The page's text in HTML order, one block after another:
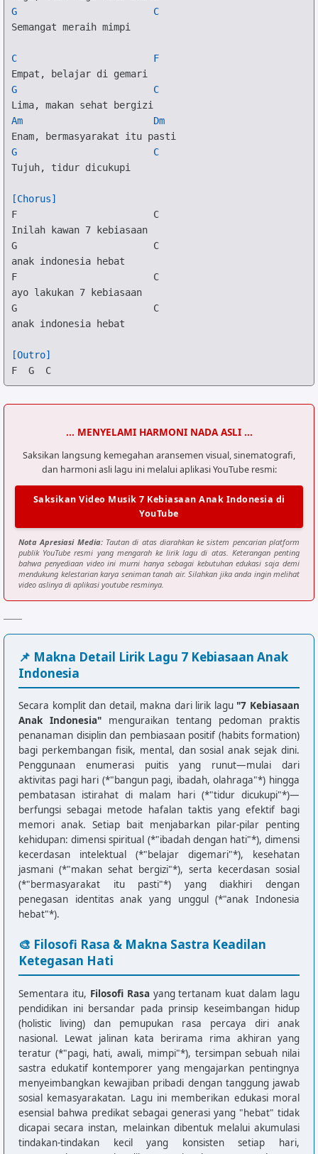
G
C
Semangat meraih mimpi
C
F
G
C
Am
Dm
G
C
Tujuh, tidur dicukupi
[Chorus]
F
C
G
C
F
C
G
C
anak indonesia hebat
[Outro]
F
G C
... MENYELAMI HARMONI NADA ASLI ...
Saksikan langsung kemegahan aransemen visual, sinematografi,
dan harmoni asli lagu ini melalui aplikasi YouTube resmi:
Saksikan Video Musik 7 Kebiasaan Anak Indonesia di
YouTube
Nota Apresiasi Media:Tautan di atas diarahkan ke sistem pencarian platform
publik YouTube resmi yang mengarah ke lirik lagu di atas. Keterangan penting
bahwa penyediaan video ini murni hanya sebagai kebutuhan edukasi saja demi
mendukung kelestarian karya seniman tanah air. Silahkan jika anda ingin melihat
video aslinya di aplikasi youtube resminya.
📌 Makna Detail Lirik Lagu 7 Kebiasaan Anak
Indonesia
Secara komplit dan detail, makna dari lirik lagu "7 Kebiasaan
Anak Indonesia" menguraikan tentang pedoman praktis
penanaman disiplin dan pembiasaan positif (habits formation)
bagi perkembangan fisik, mental, dan sosial anak sejak dini.
Penggunaan enumerasi puitis yang runut—mulai dari
aktivitas pagi hari (*"bangun pagi, ibadah, olahraga"*) hingga
pembatasan istirahat di malam hari (*"tidur dicukupi"*)—
berfungsi sebagai metode hafalan taktis yang efektif bagi
memori anak. Setiap bait menjabarkan pilar-pilar penting
kehidupan: dimensi spiritual (*"ibadah dengan hati"*), dimensi
kecerdasan intelektual (*"belajar digemari"*), kesehatan
jasmani (*"makan sehat bergizi"*), serta kecerdasan sosial
(*"bermasyarakat itu pasti"*) yang diakhiri dengan
penegasan identitas anak yang unggul (*"anak Indonesia
hebat"*).
🎨 Filosofi Rasa & Makna Sastra Keadilan
Ketegasan Hati
Sementara itu, Filosofi Rasayang tertanam kuat dalam lagu
pendidikan ini bersandar pada prinsip keseimbangan hidup
(holistic living) dan pemupukan rasa percaya diri anak
nasional. Lewat jalinan kata berirama rima akhiran yang
teratur (*"pagi, hati, awali, mimpi"*), tersimpan sebuah nilai
sastra edukatif kontemporer yang mengajarkan pentingnya
menyeimbangkan kewajiban pribadi dengan tanggung jawab
sosial kemasyarakatan. Lagu ini memberikan edukasi moral
esensial bahwa predikat sebagai generasi yang "hebat" tidak
dicapai secara instan, melainkan dibentuk melalui akumulasi
tindakan-tindakan kecil yang konsisten setiap hari,